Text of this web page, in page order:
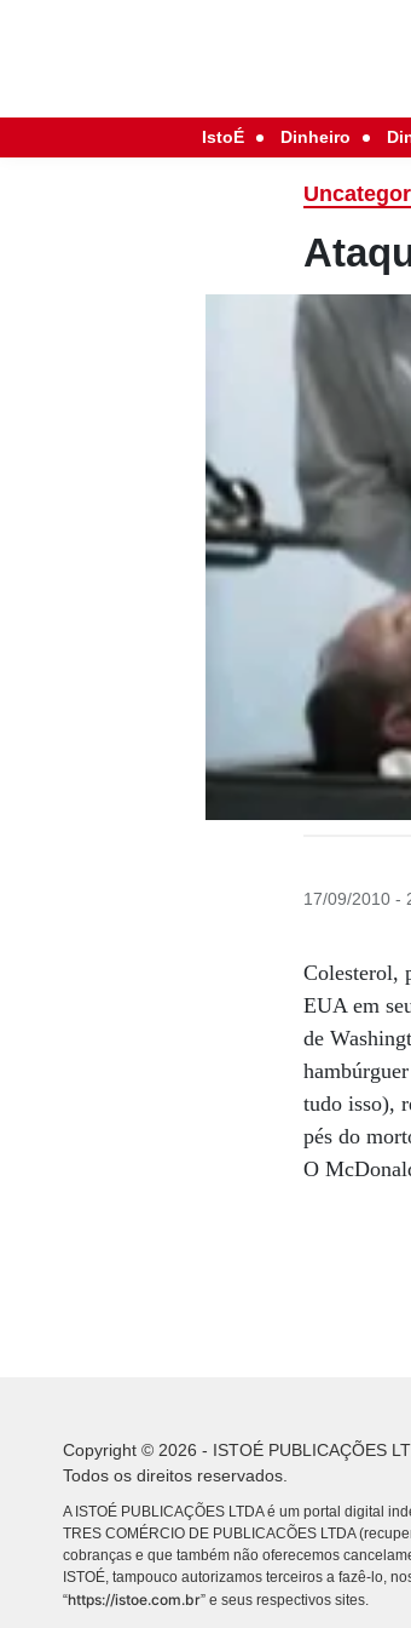
IstoÉ Dinheiro
17/09/2010 -
Colesterol,
EUA em
de
tudo isso),
pés do
O
Copyright © 2026 - ISTOÉ PUBLICAÇÕES
Todos os direitos reservados.
A ISTOÉ PUBLICAÇÕES LTDA é um portal digital
TRES COMÉRCIO DE PUBLICACÕES LTDA
cobranças e que também não oferecemos
ISTOÉ, tampouco autorizamos terceiros a fazê-lo,
“https://istoe.com.br” e seus respectivos sites.